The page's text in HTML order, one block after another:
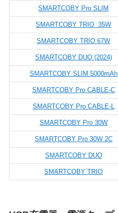
SMARTCOBY Pro SLIM
SMARTCOBY TRIO 35W
SMARTCOBY TRIO 67W
SMARTCOBY DUO (2024)
SMARTCOBY SLIM 5000mAh
SMARTCOBY Pro CABLE-C
SMARTCOBY Pro CABLE-L
SMARTCOBY Pro 30W
SMARTCOBY Pro 30W 2C
SMARTCOBY DUO
SMARTCOBY TRIO